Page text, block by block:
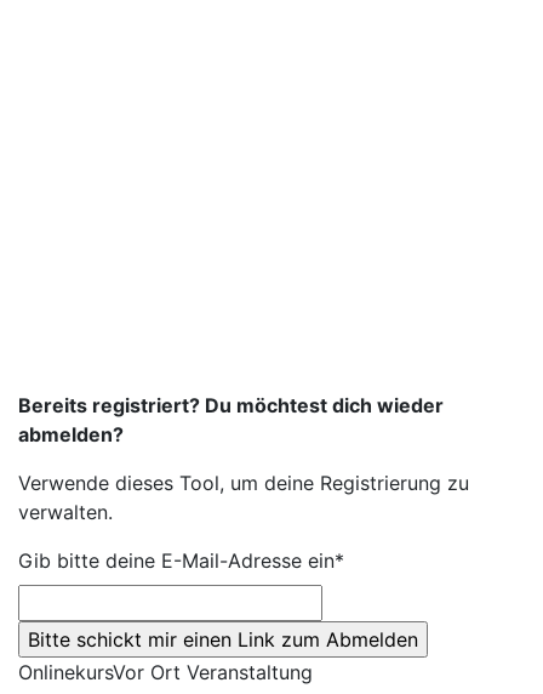
Bereits registriert? Du möchtest dich wieder
abmelden?
Verwende dieses Tool, um deine Registrierung zu
verwalten.
Gib bitte deine E-Mail-Adresse ein*
OnlinekursVor Ort Veranstaltung